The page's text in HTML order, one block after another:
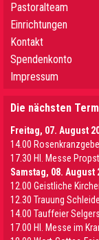
Pastoralteam
Einrichtungen
Kontakt
Spendenkonto
Impressum
Die nächsten
Freitag, 07. August
14.00
17.30 Hl. Messe
Samstag, 08. August
12.00 Geistliche
12.30 Trauung
14.00 Tauffeier
17.00 Hl. Messe im